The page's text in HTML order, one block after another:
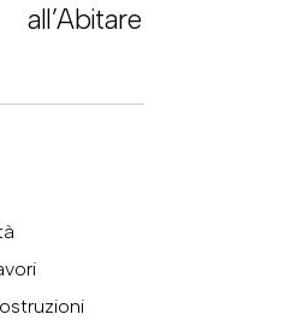
all’Abitare